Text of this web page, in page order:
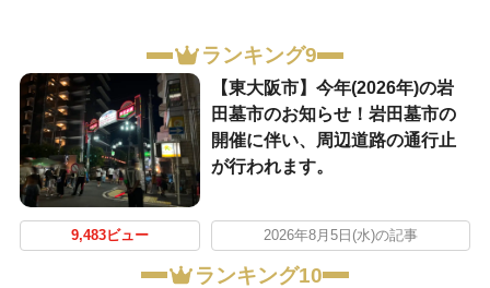
ランキング9
【東大阪市】今年(2026年)の岩
田墓市のお知らせ！岩田墓市の
開催に伴い、周辺道路の通行止
が行われます。
9,483ビュー 2026年8月5日(水)の記事
ランキング10